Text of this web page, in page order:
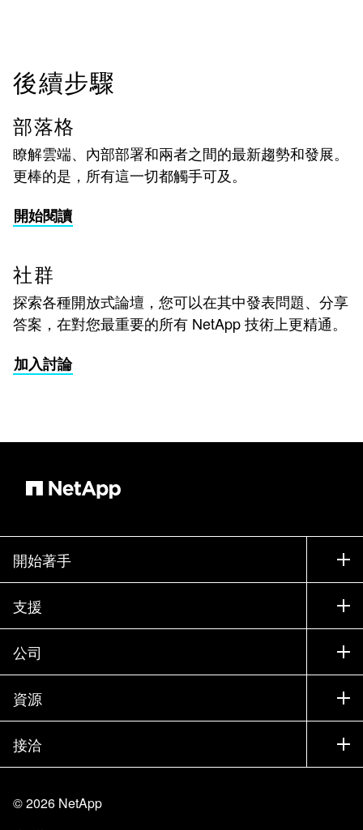
後續步驟
部落格
瞭解雲端、內部部署和兩者之間的最新趨勢和發展。
更棒的是，所有這一切都觸手可及。
開始閱讀
社群
探索各種開放式論壇，您可以在其中發表問題、分享
答案，在對您最重要的所有 NetApp 技術上更精通。
加入討論
開始著手
如何購買
聯絡銷售人員
尋找合作夥伴
試用產品
執行簡報
產品（依英文字母順序排列）
支援
支援
訓練
說明文件
知識庫
社群
公司
公司
合作夥伴
工作機會
信任中心
資源
新聞
活動
部落格
接洽
網站意見反應
©2026 NetApp